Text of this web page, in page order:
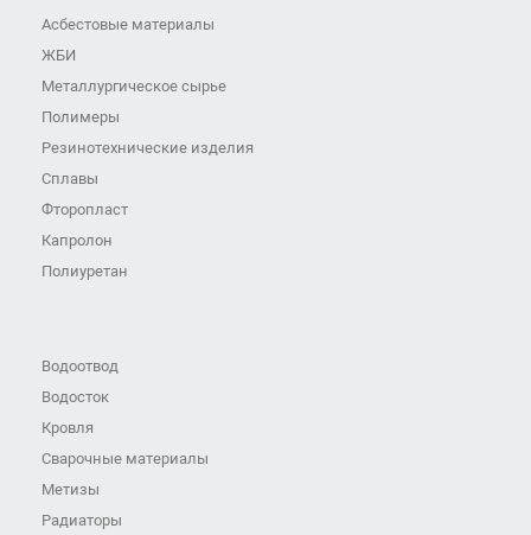
Асбестовые материалы
ЖБИ
Металлургическое сырье
Полимеры
Резинотехнические изделия
Сплавы
Фторопласт
Капролон
Полиуретан
Водоотвод
Водосток
Кровля
Сварочные материалы
Метизы
Радиаторы